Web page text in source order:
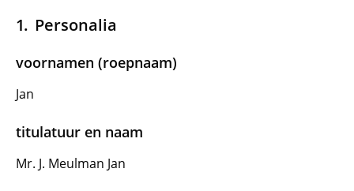
Personalia
voornamen (roepnaam)
Jan
titulatuur en naam
Mr. J. Meulman Jan